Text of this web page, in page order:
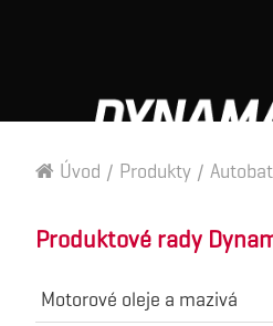
Úvod / Produkty /
Produktové rady
Motorové oleje a mazivá